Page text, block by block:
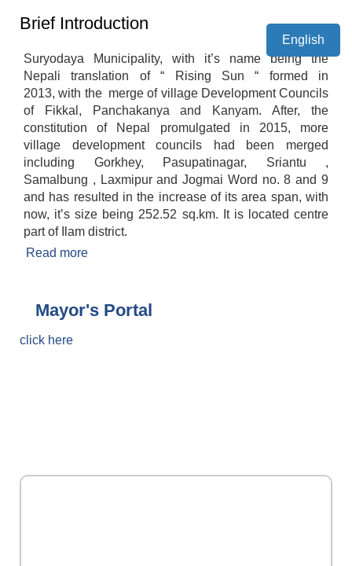
Brief Introduction
Suryodaya Municipality, with it’s name being the
Nepali translation of “ Rising Sun “ formed in
2013, with the merge of village Development Councils
of Fikkal, Panchakanya and Kanyam. After, the
constitution of Nepal promulgated in 2015, more
village development councils had been merged
including Gorkhey, Pasupatinagar, Sriantu ,
Samalbung , Laxmipur and Jogmai Word no. 8 and 9
and has resulted in the increase of its area span, with
now, it’s size being 252.52 sq.km. It is located centre
part of Ilam district.
Read more
Mayor's Portal
click here
English